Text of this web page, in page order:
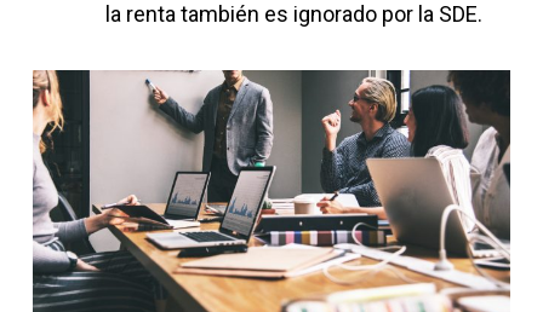
la renta también es ignorado por la SDE.